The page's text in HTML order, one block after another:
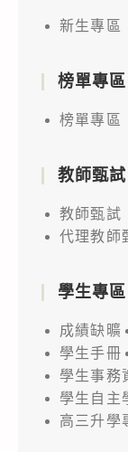
新生專區
榜單專區
榜單專區
教師甄試
教師甄試
代理教師
學生專區
成績缺曠
學生手冊
學生事務
學生自主
高三升學